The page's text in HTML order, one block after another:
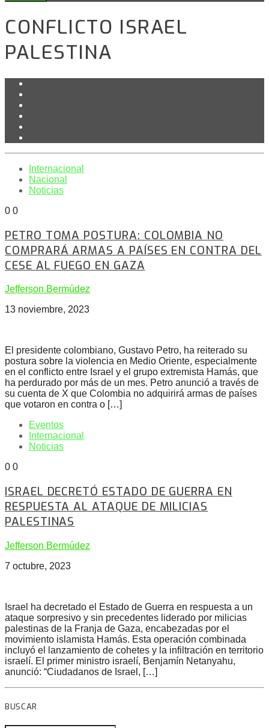
CONFLICTO ISRAEL
PALESTINA
Internacional
Nacional
Noticias
0 0
PETRO TOMA POSTURA: COLOMBIA NO
COMPRARÁ ARMAS A PAÍSES EN CONTRA DEL
CESE AL FUEGO EN GAZA
Jefferson Bermúdez
13 noviembre, 2023
El presidente colombiano, Gustavo Petro, ha reiterado su
postura sobre la violencia en Medio Oriente, especialmente
en el conflicto entre Israel y el grupo extremista Hamás, que
ha perdurado por más de un mes. Petro anunció a través de
su cuenta de X que Colombia no adquirirá armas de países
que votaron en contra o […]
Eventos
Internacional
Noticias
0 0
ISRAEL DECRETÓ ESTADO DE GUERRA EN
RESPUESTA AL ATAQUE DE MILICIAS
PALESTINAS
Jefferson Bermúdez
7 octubre, 2023
Israel ha decretado el Estado de Guerra en respuesta a un
ataque sorpresivo y sin precedentes liderado por milicias
palestinas de la Franja de Gaza, encabezadas por el
movimiento islamista Hamás. Esta operación combinada
incluyó el lanzamiento de cohetes y la infiltración en territorio
israelí. El primer ministro israelí, Benjamín Netanyahu,
anunció: “Ciudadanos de Israel, […]
BUSCAR